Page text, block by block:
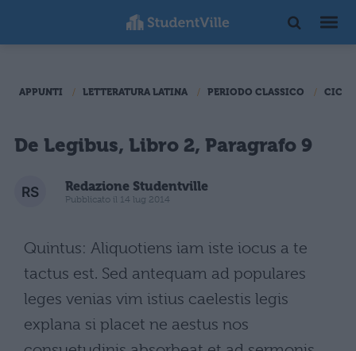
APPUNTI LETTERATURA LATINA PERIODO CLASSICO
De Legibus, Libro 2, Paragrafo 9
Redazione Studentville
Pubblicato il 14 lug 2014
Quintus: Aliquotiens iam iste iocus a te
tactus est. Sed antequam ad populares
leges venias vim istius caelestis legis
explana si placet ne aestus nos